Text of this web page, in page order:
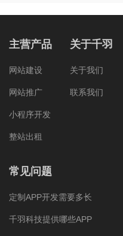
主营产品
网站建设
网站推广
小程序开发
整站出租
关于千羽
关于我们
联系我们
常见问题
定制APP开发需要多长
千羽科技提供哪些APP